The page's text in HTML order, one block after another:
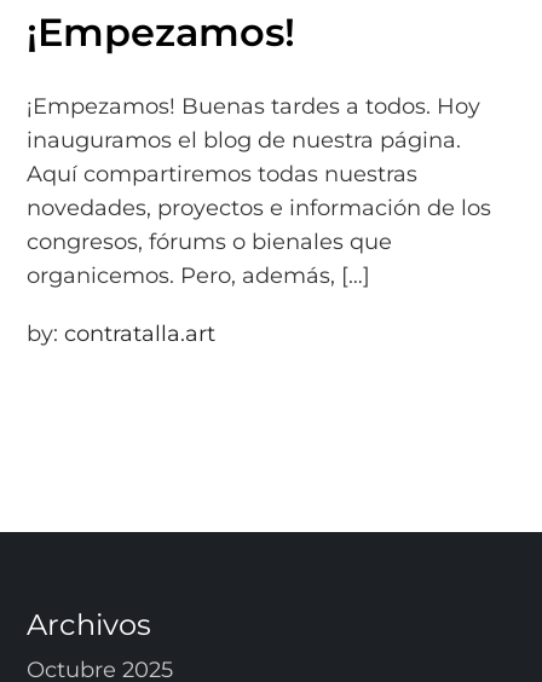
¡Empezamos!
¡Empezamos! Buenas tardes a todos. Hoy
inauguramos el blog de nuestra página.
Aquí compartiremos todas nuestras
novedades, proyectos e información de los
congresos, fórums o bienales que
organicemos. Pero, además, […]
by:contratalla.art
Archivos
Octubre 2025